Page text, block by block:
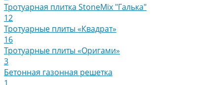
Тротуарная плитка StoneMix "Галька"
12
Тротуарные плиты «Квадрат»
16
Тротуарные плиты «Оригами»
3
Бетонная газонная решетка